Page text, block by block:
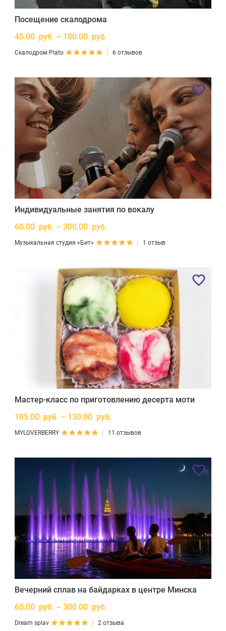
Посещение скалодрома
45.00 руб. – 100.00 руб.
Скалодром Plato 6 отзывов
Индивидуальные занятия по вокалу
60.00 руб. – 300.00 руб.
Музыкальная студия «Бит» 1 отзыв
Мастер-класс по приготовлению десерта моти
105.00 руб. – 130.00 руб.
MYLOVERBERRY 11 отзывов
Вечерний сплав на байдарках в центре Минска
65.00 руб. – 300.00 руб.
Dream splav 2 отзыва